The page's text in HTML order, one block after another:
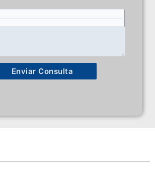
Enviar Consulta